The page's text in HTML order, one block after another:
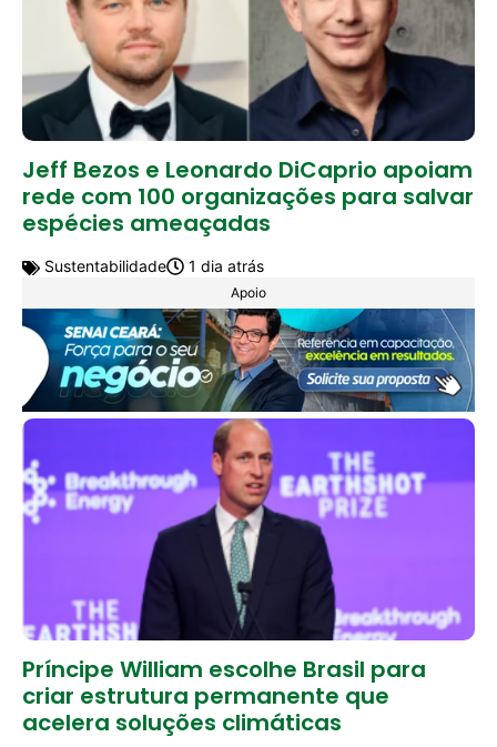
Jeff Bezos e Leonardo DiCaprio apoiam
rede com 100 organizações para salvar
espécies ameaçadas
Sustentabilidade 1 dia atrás
Apoio
Príncipe William escolhe Brasil para
criar estrutura permanente que
acelera soluções climáticas